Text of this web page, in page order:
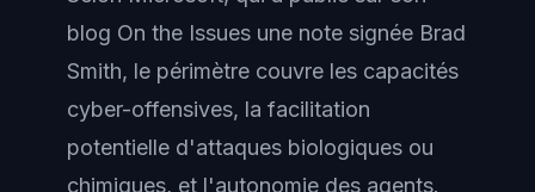
blog On the Issues une note signée Brad
Smith, le périmètre couvre les capacités
cyber-offensives, la facilitation
potentielle d'attaques biologiques ou
chimiques, et l'autonomie des agents.